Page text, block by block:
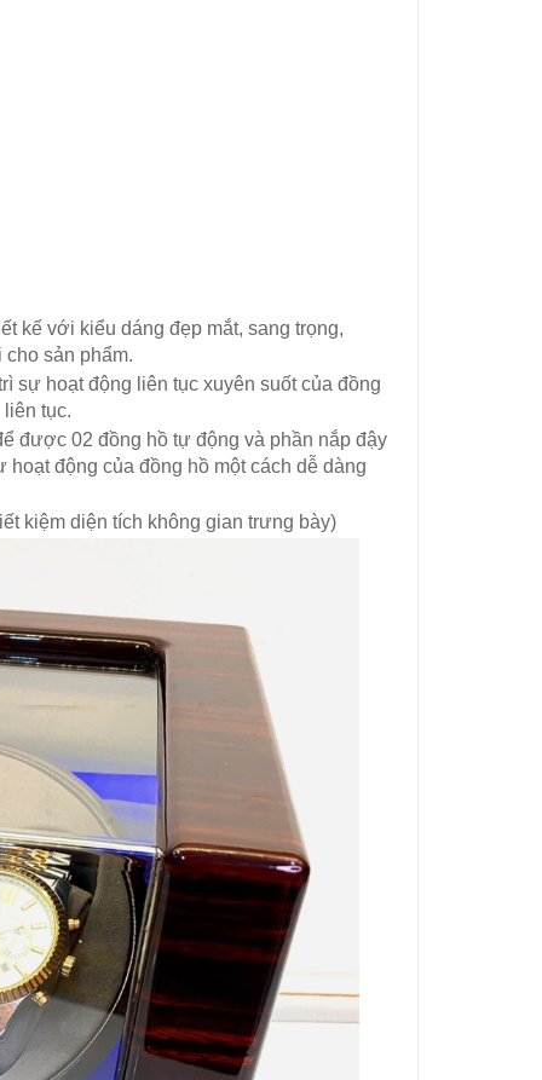
kế với kiểu dáng đẹp mắt, sang trọng,
sản phẩm.
sự hoạt động liên tục xuyên suốt của đồng
tục.
được 02 đồng hồ tự động và phần nắp đậy
động của đồng hồ một cách dễ dàng
kiệm diện tích không gian trưng bày)